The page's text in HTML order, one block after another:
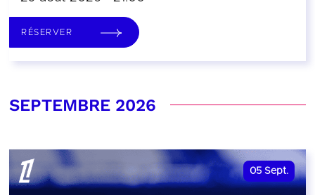
RÉSERVER
SEPTEMBRE 2026
05 Sept.